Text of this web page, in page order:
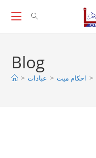
Blog
> عبادات > احکام میت >